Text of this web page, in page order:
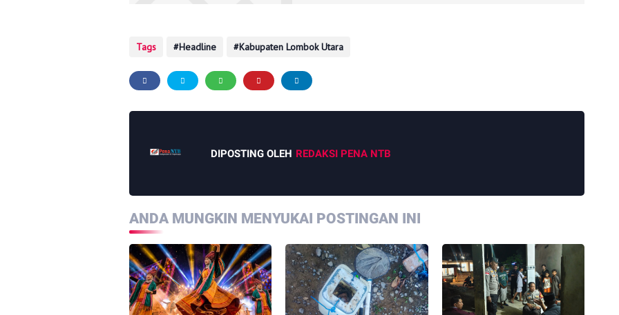
Tags Headline Kabupaten Lombok Utara
DIPOSTING OLEH REDAKSI PENA NTB
ANDA MUNGKIN MENYUKAI POSTINGAN INI